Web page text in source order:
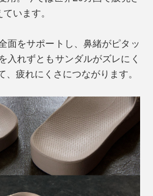
います。
面をサポートし、鼻緒がピタッ
入れずともサンダルがズレにく
、疲れにくさにつながります。